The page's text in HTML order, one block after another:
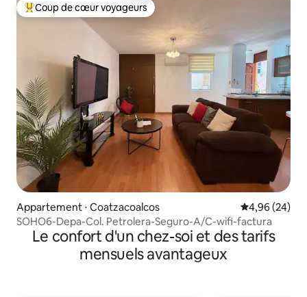
Coups de cœur voyageurs les plus appréciés
Coup de cœur voyageurs
Appartement ⋅ Coatzacoalcos Évaluation
4,96 (24)
SOHO6-Depa-Col. Petrolera-Seguro-A/C-wifi-factura
Le confort d'un chez-soi et des tarifs
mensuels avantageux